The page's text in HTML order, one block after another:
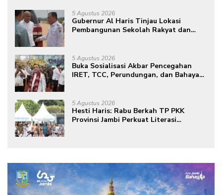
5 Agustus 2026
Gubernur Al Haris Tinjau Lokasi
Pembangunan Sekolah Rakyat dan
5 Agustus 2026
Buka Sosialisasi Akbar Pencegahan
IRET, TCC, Perundungan, dan Bahaya
masa depan sudah ada di tangan”
5 Agustus 2026
Hesti Haris: Rabu Berkah TP PKK
Provinsi Jambi Perkuat Literasi